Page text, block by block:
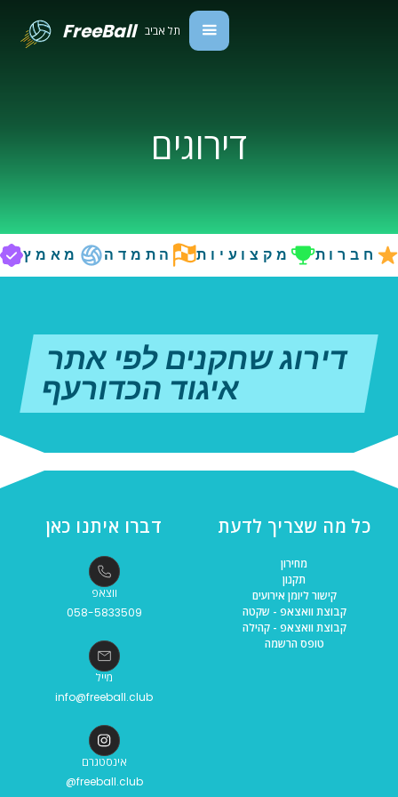
FreeBall תל אביב
דירוגים
מאמץ התמדה מקצועיות חברות
דירוג שחקנים לפי אתר
איגוד הכדורעף
דברו איתנו כאן
ווצאפ
058-5833509
מייל
info@freeball.club
אינסטגרם
@freeball.club
כל מה שצריך לדעת
מחירון
תקנון
קישור ליומן אירועים
קבוצת וואצאפ - שקטה
קבוצת וואצאפ - קהילה
טופס הרשמה